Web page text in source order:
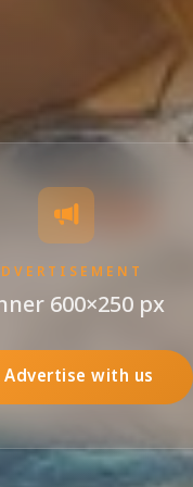
600×250 px
Advertise with us